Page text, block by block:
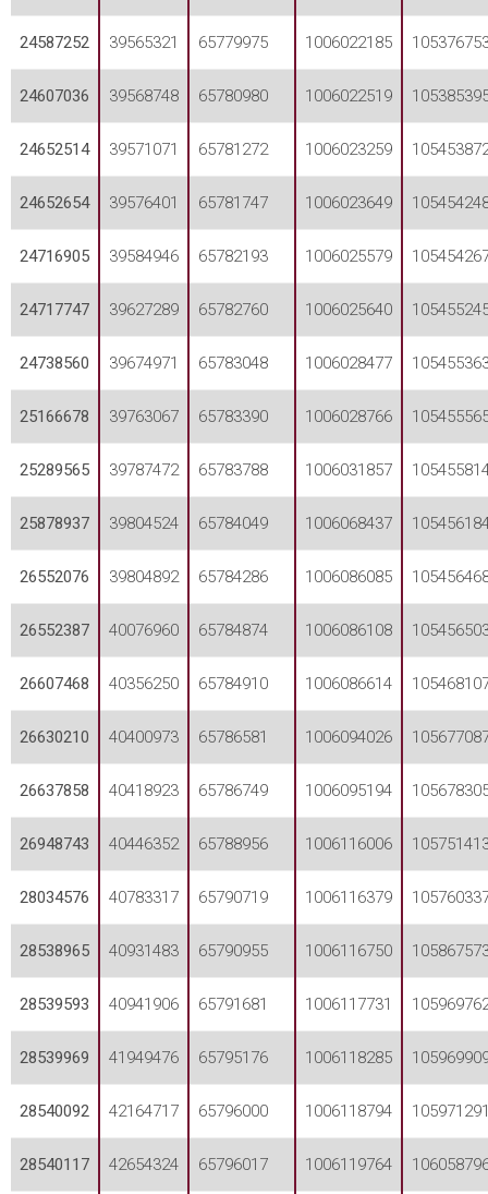
24587252 39565321 65779975 1006022185
24607036 39568748 65780980 1006022519
24652514 39571071 65781272 1006023259
24652654 39576401 65781747 1006023649
24716905 39584946 65782193 1006025579
24717747 39627289 65782760 1006025640
24738560 39674971 65783048 1006028477
25166678 39763067 65783390 1006028766
25289565 39787472 65783788 1006031857
25878937 39804524 65784049 1006068437
26552076 39804892 65784286 1006086085
26552387 40076960 65784874 1006086108
26607468 40356250 65784910 1006086614
26630210 40400973 65786581 1006094026
26637858 40418923 65786749 1006095194
26948743 40446352 65788956 1006116006
28034576 40783317 65790719 1006116379
28538965 40931483 65790955 1006116750
28539593 40941906 65791681 1006117731
28539969 41949476 65795176 1006118285
28540092 42164717 65796000 1006118794
28540117 42654324 65796017 1006119764